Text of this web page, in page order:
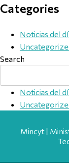
Categories
Noticias del
Search
Noticias del
Mincyt |